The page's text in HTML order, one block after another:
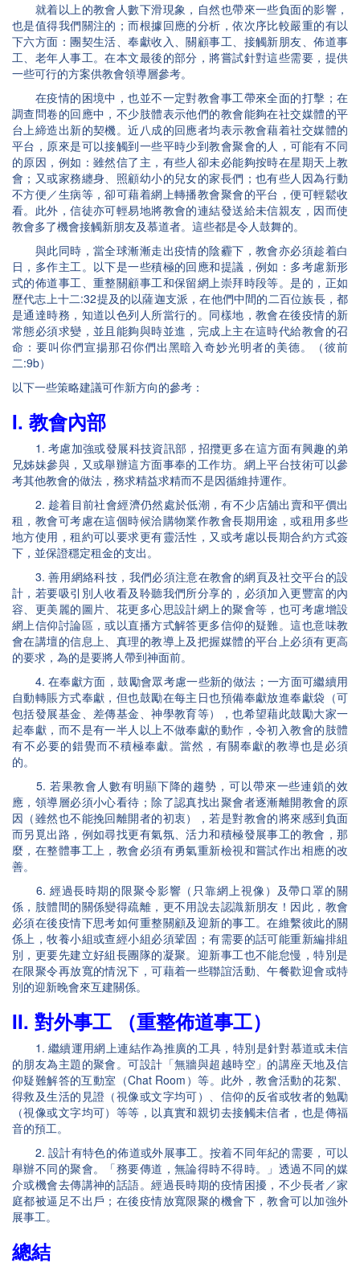
就着以上的教會人數下滑現象，自然也帶來一些負面的影響，
也是值得我們關注的；而根據回應的分析，依次序比較嚴重的有以
下六方面：團契生活、奉獻收入、關顧事工、接觸新朋友、佈道事
工、老年人事工。在本文最後的部分，將嘗試針對這些需要，提供
一些可行的方案供教會領導層參考。
在疫情的困境中，也並不一定對教會事工帶來全面的打擊；在
調查問卷的回應中，不少肢體表示他們的教會能夠在社交媒體的平
台上締造出新的契機。近八成的回應者均表示教會藉着社交媒體的
平台，原來是可以接觸到一些平時少到教會聚會的人，可能有不同
的原因，例如：雖然信了主，有些人卻未必能夠按時在星期天上教
會；又或家務纏身、照顧幼小的兒女的家長們；也有些人因為行動
不方便／生病等，卻可藉着網上轉播教會聚會的平台，便可輕鬆收
看。此外，信徒亦可輕易地將教會的連結發送給未信親友，因而使
教會多了機會接觸新朋友及慕道者。這些都是令人鼓舞的。
與此同時，當全球漸漸走出疫情的陰霾下，教會亦必須趁着白
日，多作主工。以下是一些積極的回應和提議，例如：多考慮新形
式的佈道事工、重整關顧事工和保留網上崇拜時段等。是的，正如
歷代志上十二:32提及的以薩迦支派，在他們中間的二百位族長，都
是通達時務，知道以色列人所當行的。同樣地，教會在後疫情的新
常態必須求變，並且能夠與時並進，完成上主在這時代給教會的召
命：要叫你們宣揚那召你們出黑暗入奇妙光明者的美德。（彼前
二:9b）
以下一些策略建議可作新方向的參考：
I. 教會內部
1. 考慮加強或發展科技資訊部，招攬更多在這方面有興趣的弟
兄姊妹參與，又或舉辦這方面事奉的工作坊。網上平台技術可以參
考其他教會的做法，務求精益求精而不是因循維持運作。
2. 趁着目前社會經濟仍然處於低潮，有不少店舖出賣和平價出
租，教會可考慮在這個時候洽購物業作教會長期用途，或租用多些
地方使用，租約可以要求更有靈活性，又或考慮以長期合約方式簽
下，並保證穩定租金的支出。
3. 善用網絡科技，我們必須注意在教會的網頁及社交平台的設
計，若要吸引別人收看及聆聽我們所分享的，必須加入更豐富的內
容、更美麗的圖片、花更多心思設計網上的聚會等，也可考慮增設
網上信仰討論區，或以直播方式解答更多信仰的疑難。這也意味教
會在講壇的信息上、真理的教導上及把握媒體的平台上必須有更高
的要求，為的是要將人帶到神面前。
4. 在奉獻方面，鼓勵會眾考慮一些新的做法；一方面可繼續用
自動轉賬方式奉獻，但也鼓勵在每主日也預備奉獻放進奉獻袋（可
包括發展基金、差傳基金、神學教育等），也希望藉此鼓勵大家一
起奉獻，而不是有一半人以上不做奉獻的動作，令初入教會的肢體
有不必要的錯覺而不積極奉獻。當然，有關奉獻的教導也是必須
的。
5. 若果教會人數有明顯下降的趨勢，可以帶來一些連鎖的效
應，領導層必須小心看待；除了認真找出聚會者逐漸離開教會的原
因（雖然也不能挽回離開者的初衷），若是對教會的將來感到負面
而另覓出路，例如尋找更有氣氛、活力和積極發展事工的教會，那
麼，在整體事工上，教會必須有勇氣重新檢視和嘗試作出相應的改
善。
6. 經過長時期的限聚令影響（只靠網上視像）及帶口罩的關
係，肢體間的關係變得疏離，更不用說去認識新朋友！因此，教會
必須在後疫情下思考如何重整關顧及迎新的事工。在維繫彼此的關
係上，牧養小組或查經小組必須鞏固；有需要的話可能重新編排組
別，更要先建立好組長團隊的凝聚。迎新事工也不能怠慢，特別是
在限聚令再放寬的情況下，可藉着一些聯誼活動、午餐歡迎會或特
別的迎新晚會來互建關係。
II. 對外事工 （重整佈道事工）
1. 繼續運用網上連結作為推廣的工具，特別是針對慕道或未信
的朋友為主題的聚會。可設計「無牆與超越時空」的講座天地及信
仰疑難解答的互動室（Chat Room）等。此外，教會活動的花絮、
得救及生活的見證（視像或文字均可）、信仰的反省或牧者的勉勵
（視像或文字均可）等等，以真實和親切去接觸未信者，也是傳福
音的預工。
2. 設計有特色的佈道或外展事工。按着不同年紀的需要，可以
舉辦不同的聚會。「務要傳道，無論得時不得時。」透過不同的媒
介或機會去傳講神的話語。經過長時期的疫情困擾，不少長者／家
庭都被逼足不出戶；在後疫情放寬限聚的機會下，教會可以加強外
展事工。
總結